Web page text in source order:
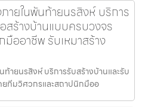
ายในพันท้ายนรสิงห์ บริการ
สร้างบ้านแบบครบวงจร
ออาชีพ รับเหมาสร้าง
ายนรสิงห์ บริการรับสร้างบ้านและรับ
ยทีมวิศวกรและสถาปนิกมืออ